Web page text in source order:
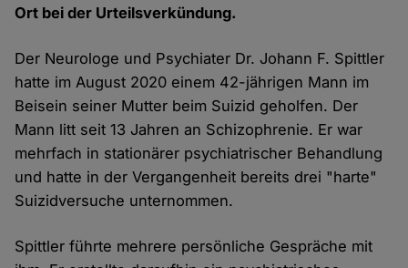
Ort bei der Urteilsverkündung.
Der Neurologe und Psychiater Dr. Johann F. Spittler
hatte im August 2020 einem 42-jährigen Mann im
Beisein seiner Mutter beim Suizid geholfen. Der
Mann litt seit 13 Jahren an Schizophrenie. Er war
mehrfach in stationärer psychiatrischer Behandlung
und hatte in der Vergangenheit bereits drei "harte"
Suizidversuche unternommen.
Spittler führte mehrere persönliche Gespräche mit